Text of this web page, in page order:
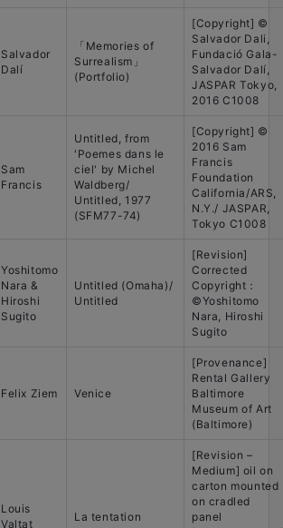
Salvador
Dalí
「Memories of
Surrealism」
(Portfolio)
[Copyright] ©
Salvador Dali,
Fundació Gala-
Salvador Dalí,
JASPAR Tokyo,
2016 C1008
Sam
Francis
Untitled, from
'Poemes dans le
ciel' by Michel
Waldberg/
Untitled, 1977
(SFM77-74)
[Copyright] ©
2016 Sam
Francis
Foundation
California/ARS,
N.Y./ JASPAR,
Tokyo C1008
Yoshitomo
Nara &
Hiroshi
Sugito
Untitled (Omaha)/
Untitled
[Revision]
Corrected
Copyright：
©Yoshitomo
Nara, Hiroshi
Sugito
Felix Ziem Venice
[Provenance]
Rental Gallery
Baltimore
Museum of Art
(Baltimore)
Louis
Valtat
La tentation
[Revision –
Medium] oil on
carton mounted
on cradled
panel